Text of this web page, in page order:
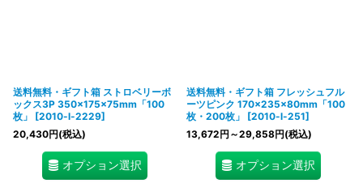
送料無料・ギフト箱 ストロベリーボ
ックス3P 350×175×75mm「100
枚」
[2010-l-2229]
20,430円(税込)
オプション選択
送料無料・ギフト箱 フレッシュフル
ーツピンク 170×235×80mm「100
枚・200枚」
[2010-l-251]
13,672円 ～29,858円(税込)
オプション選択